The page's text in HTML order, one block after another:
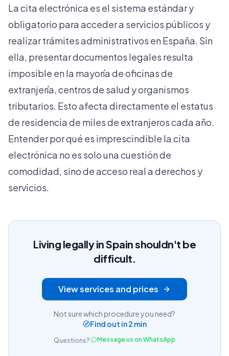
La cita electrónica es el sistema estándar y
obligatorio para acceder a servicios públicos y
realizar trámites administrativos en España. Sin
ella, presentar documentos legales resulta
imposible en la mayoría de oficinas de
extranjería, centros de salud y organismos
tributarios. Esto afecta directamente el estatus
de residencia de miles de extranjeros cada año.
Entender por qué es imprescindible la cita
electrónica no es solo una cuestión de
comodidad, sino de acceso real a derechos y
servicios.
Living legally in Spain shouldn't be
difficult.
View services and prices
Not sure which procedure you need?
Find out in 2 min
Questions? Message us on WhatsApp